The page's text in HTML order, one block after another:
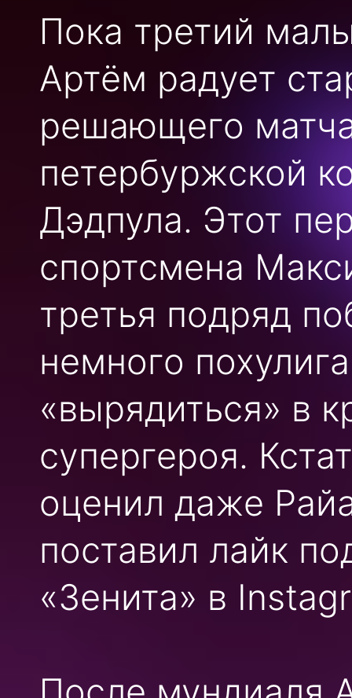
Пока третий
Артём радует
решающего
петербуржской
Дэдпула. Этот
спортсмена
третья подряд
немного
«вырядиться» в
супергероя.
оценил даже
поставил лайк
«Зенита» в